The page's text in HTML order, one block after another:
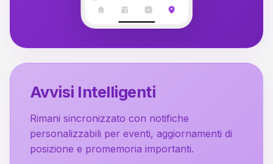
Avvisi Intelligenti
Rimani sincronizzato con notifiche
personalizzabili per eventi, aggiornamenti di
posizione e promemoria importanti.